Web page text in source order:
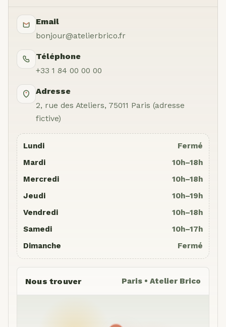
Email
bonjour@atelierbrico.fr
Téléphone
+33 1 84 00 00 00
Adresse
2, rue des Ateliers, 75011 Paris (adresse
fictive)
Lundi
Fermé
Mardi
10h–18h
Mercredi
10h–18h
Jeudi
10h–19h
Vendredi
10h–18h
Samedi
10h–17h
Dimanche
Fermé
Nous trouver Paris • Atelier Brico